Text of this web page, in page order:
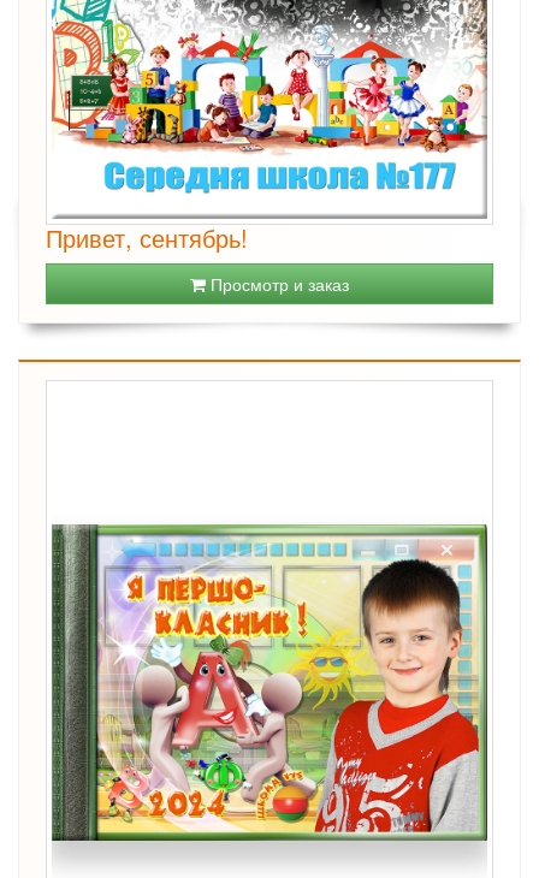
Привет, сентябрь!
Просмотр и заказ